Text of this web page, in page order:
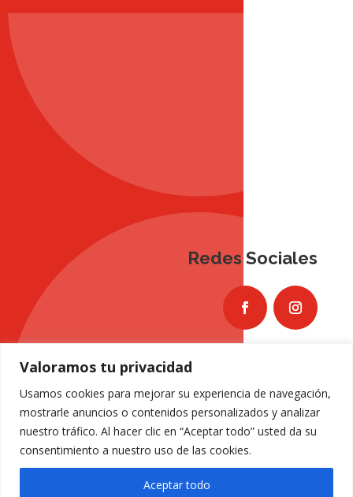
Valoramos tu privacidad
Usamos cookies para mejorar su experiencia de navegación,
mostrarle anuncios o contenidos personalizados y analizar
nuestro tráfico. Al hacer clic en “Aceptar todo” usted da su
consentimiento a nuestro uso de las cookies.
Aceptar todo
Redes Sociales